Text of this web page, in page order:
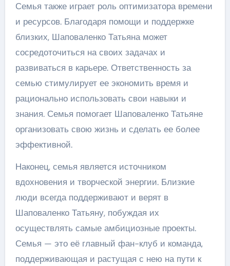
Семья также играет роль оптимизатора времени
и ресурсов. Благодаря помощи и поддержке
близких, Шаповаленко Татьяна может
сосредоточиться на своих задачах и
развиваться в карьере. Ответственность за
семью стимулирует ее экономить время и
рационально использовать свои навыки и
знания. Семья помогает Шаповаленко Татьяне
организовать свою жизнь и сделать ее более
эффективной.
Наконец, семья является источником
вдохновения и творческой энергии. Близкие
люди всегда поддерживают и верят в
Шаповаленко Татьяну, побуждая их
осуществлять самые амбициозные проекты.
Семья — это её главный фан-клуб и команда,
поддерживающая и растущая с нею на пути к